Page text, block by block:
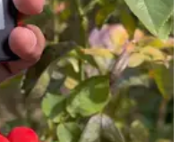
تأثير على الأسلحة:
في الأسلحة
فعليًا من حجم
ستحتاج إلى